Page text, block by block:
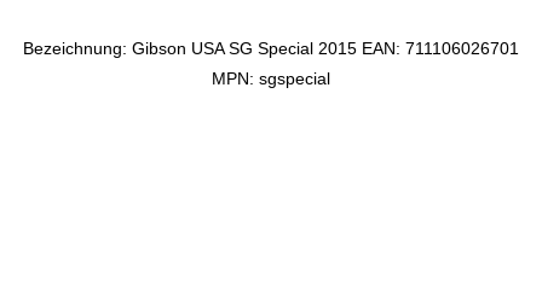
Bezeichnung: Gibson USA SG Special 2015 EAN: 711106026701
MPN: sgspecial